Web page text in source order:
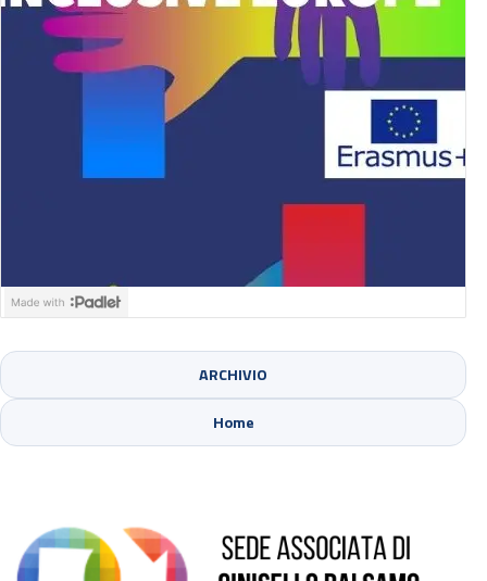
ARCHIVIO
Home
Sede di Cinisello Balsamo
Sede di Sesto San Giovanni